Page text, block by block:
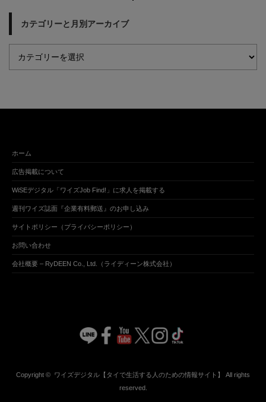
カテゴリーと月別アーカイブ
ホーム
広告掲載について
WiSEデジタル「ワイズJob Find!」に求人を掲載する
週刊ワイズ誌面『企業有料郵送』のお申し込み
サイトポリシー（プライバシーポリシー）
お問い合わせ
会社概要 – RyDEEN Co., Ltd.（ライディーン株式会社）
Copyright © ワイズデジタル【タイで生活する人のための情報サイト】
All rights
reserved.